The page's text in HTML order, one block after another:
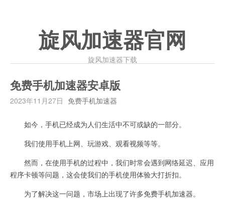
旋风加速器官网
旋风加速器下载
免费手机加速器安卓版
2023年11月27日 免费手机加速器
如今，手机已经成为人们生活中不可或缺的一部分。
我们使用手机上网、玩游戏、观看视频等等。
然而，在使用手机的过程中，我们时常会遇到网络延迟、应用
程序卡顿等问题，这会使我们的手机使用体验大打折扣。
为了解决这一问题，市场上出现了许多免费手机加速器。